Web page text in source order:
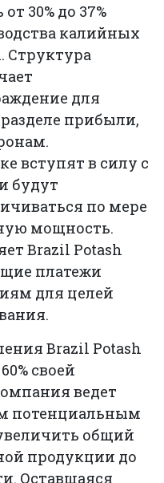
30% до 37%
калийных
Структура
для
прибыли,
вступят в силу с
будут
по мере
мощность.
Brazil Potash
платежи
для целей
Brazil Potash
своей
ведет
потенциальным
общий
продукции до
Оставшаяся